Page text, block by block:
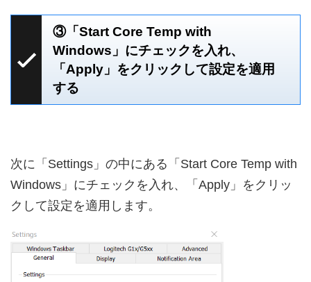
③「Start Core Temp with
Windows」にチェックを入れ、
「Apply」をクリックして設定を適用
する
次に「Settings」の中にある「Start Core Temp with
Windows」にチェックを入れ、「Apply」をクリッ
クして設定を適用します。